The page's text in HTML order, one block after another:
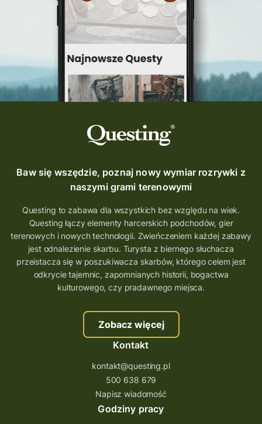
Quest Szlak Przygody
przygoda
nowy quest
najlepsze questy
wycieczki
turystyka przygodowa
Szlak Przygody
szkolenie
szkło
scieżka questingowa
questy w Polsce
questujznami
QUESTOMANIA
questing.pl
Quest Koziołek Matołek
gra miejska
co zobaczyć na Śląsku
aplikacja questy
aplikacja gry terenowe
wielkopolskie questy
wakacje z questami
trenerzy questingu
szkolenie tworzenie questów
szkolenie questing
Stefan Żeromski
ścieżka
Rzeszów
questy świętokrzyskie
questujwpolsce
questuj z nami
questingwyprawa po skarb
questingowy projekt współpracy
Baw się wszędzie, poznaj nowy wymiar rozrywki z
naszymi grami terenowymi
Questing to zabawa dla wszystkich bez względu na wiek.
Questing łączy elementy harcerskich podchodów, gier
terenowych i nowych technologii. Zwieńczeniem każdej zabawy
jest odnalezienie skarbu. Turysta z biernego słuchacza
przeistacza się w poszukiwacza skarbów, którego celem jest
odkrycie tajemnic, zapomnianych historii, bogactwa
kulturowego, czy pradawnego miejsca.
Zobacz więcej
Kontakt
kontakt@questing.pl
500 638 679
Napisz wiadomość
Godziny pracy